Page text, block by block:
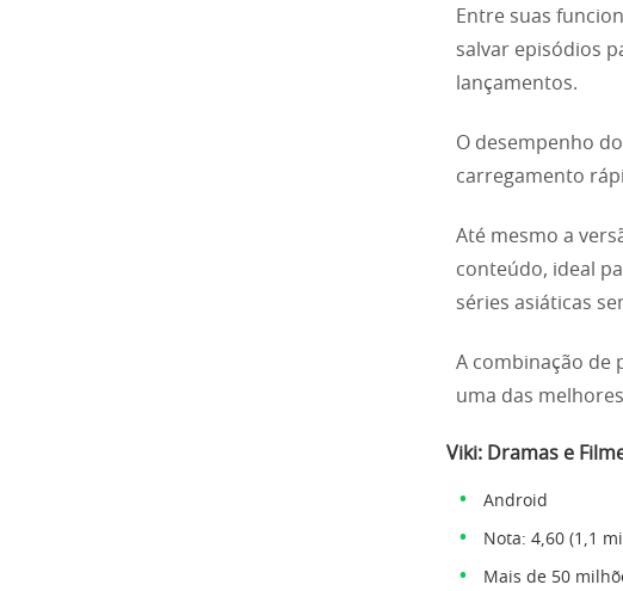
Entre suas
salvar episódios
lançamentos.
O desempenho
carregamento
Até mesmo a
conteúdo, ideal
séries asiáticas
A combinação de
uma das
Viki: Dramas e
Android
Nota: 4,60 (1,1
Mais de 50